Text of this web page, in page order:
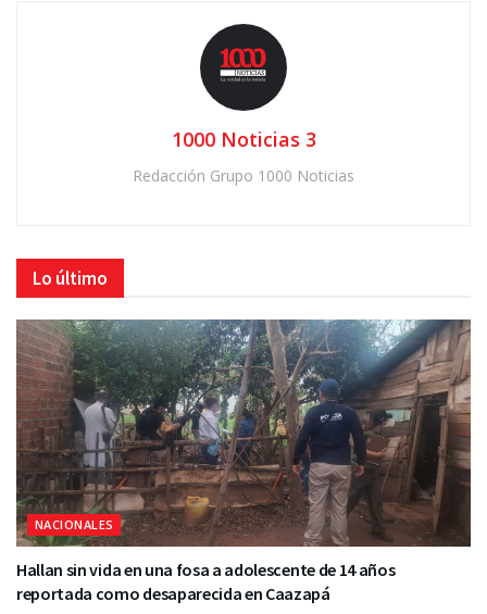
1000 Noticias 3
Redacción Grupo 1000 Noticias
Lo último
NACIONALES
Hallan sin vida en una fosa a adolescente de 14 años
reportada como desaparecida en Caazapá